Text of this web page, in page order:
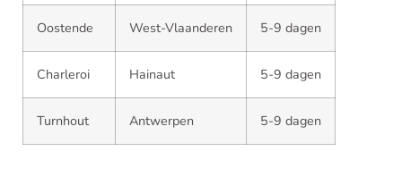
Oostende West-Vlaanderen 5-9 dagen
Charleroi Hainaut 5-9 dagen
Turnhout Antwerpen 5-9 dagen